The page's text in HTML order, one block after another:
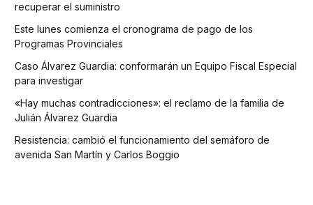
recuperar el suministro
Este lunes comienza el cronograma de pago de los
Programas Provinciales
Caso Álvarez Guardia: conformarán un Equipo Fiscal Especial
para investigar
«Hay muchas contradicciones»: el reclamo de la familia de
Julián Álvarez Guardia
Resistencia: cambió el funcionamiento del semáforo de
avenida San Martín y Carlos Boggio